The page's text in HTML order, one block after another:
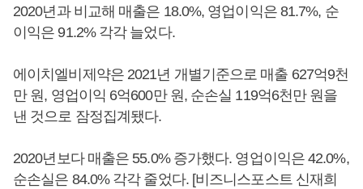
2020년과 비교해 매출은 18.0%, 영업이익은 81.7%, 순
이익은 91.2% 각각 늘었다.
에이치엘비제약은 2021년 개별기준으로 매출 627억9천
만 원, 영업이익 6억600만 원, 순손실 119억6천만 원을
낸 것으로 잠정집계됐다.
2020년보다 매출은 55.0% 증가했다. 영업이익은 42.0%,
순손실은 84.0% 각각 줄었다. [비즈니스포스트 신재희